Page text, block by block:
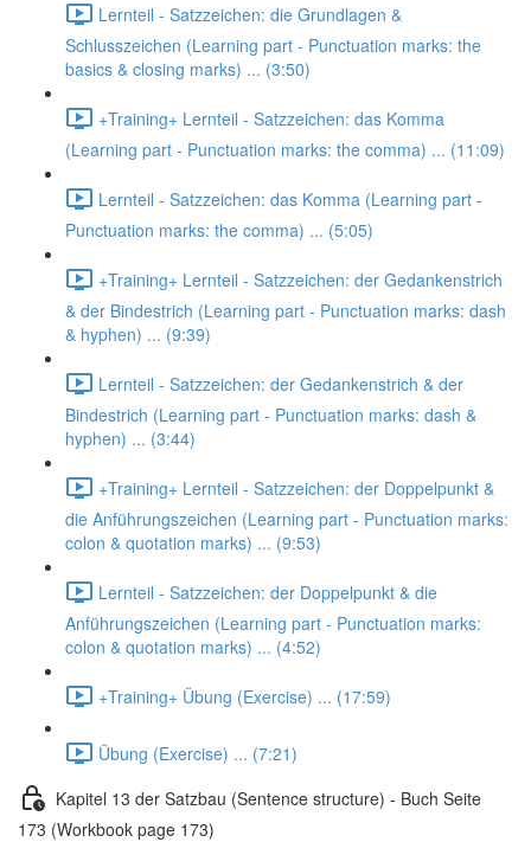
Lernteil - Satzzeichen: die Grundlagen &
Schlusszeichen (Learning part - Punctuation marks: the
basics & closing marks) ... (3:50)
+Training+ Lernteil - Satzzeichen: das Komma
(Learning part - Punctuation marks: the comma) ... (11:09)
Lernteil - Satzzeichen: das Komma (Learning part -
Punctuation marks: the comma) ... (5:05)
+Training+ Lernteil - Satzzeichen: der Gedankenstrich
& der Bindestrich (Learning part - Punctuation marks: dash
& hyphen) ... (9:39)
Lernteil - Satzzeichen: der Gedankenstrich & der
Bindestrich (Learning part - Punctuation marks: dash &
hyphen) ... (3:44)
+Training+ Lernteil - Satzzeichen: der Doppelpunkt &
die Anführungszeichen (Learning part - Punctuation marks:
colon & quotation marks) ... (9:53)
Lernteil - Satzzeichen: der Doppelpunkt & die
Anführungszeichen (Learning part - Punctuation marks:
colon & quotation marks) ... (4:52)
+Training+ Übung (Exercise) ... (17:59)
Übung (Exercise) ... (7:21)
Kapitel 13 der Satzbau (Sentence structure) - Buch Seite
173 (Workbook page 173)